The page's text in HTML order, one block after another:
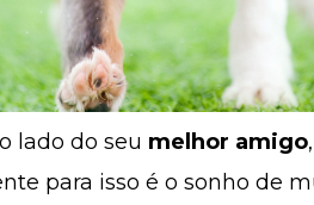
lado do seu melhor amigo
para isso é o sonho de